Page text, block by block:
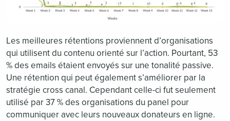
Les meilleures rétentions proviennent d’organisations
qui utilisent du contenu orienté sur l’action. Pourtant, 53
% des emails étaient envoyés sur une tonalité passive.
Une rétention qui peut également s’améliorer par la
stratégie cross canal. Cependant celle-ci fut seulement
utilisé par 37 % des organisations du panel pour
communiquer avec leurs nouveaux donateurs en ligne.